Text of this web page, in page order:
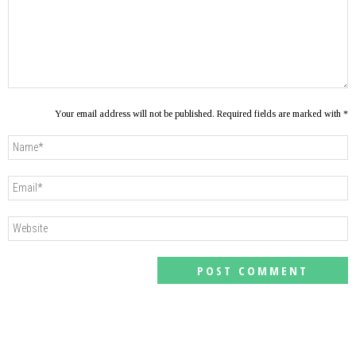
Your email address will not be published. Required fields are marked with *